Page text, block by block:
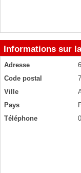
Informations sur
Adresse
Code postal
Ville
Pays
Téléphone